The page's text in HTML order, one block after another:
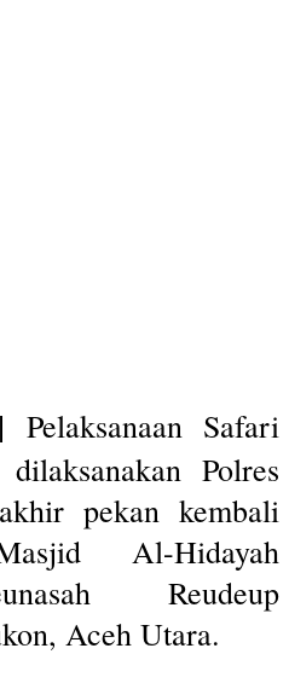
|Pelaksanaan Safari
Polres
pekan kembali
Al-Hidayah
Reudeup
Aceh Utara.